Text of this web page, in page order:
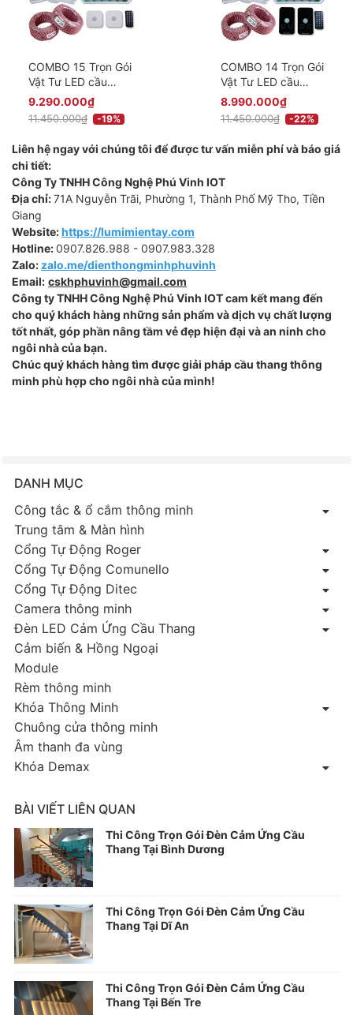
COMBO 15 Trọn Gói
Vật Tư LED cầu
thang một màu
thông minh Cao Cấp
- Có điều khiển qua
app - Phiên bản
Cảm Biến Nổi
9.290.000₫
11.450.000₫ -19%
COMBO 14 Trọn Gói
Vật Tư LED cầu
thang một màu
thông minh Cao Cấp
- Có điều khiển qua
app - Phiên bản
Cảm Biến Âm
8.990.000₫
11.450.000₫ -22%
Liên hệ ngay với chúng tôi để được tư vấn miễn phí và báo giá
chi tiết:
Công Ty TNHH Công Nghệ Phú Vinh IOT
Địa chỉ:71A Nguyễn Trãi, Phường 1, Thành Phố Mỹ Tho, Tiền
Giang
Website:https://lumimientay.com
Hotline:0907.826.988 - 0907.983.328
Zalo: zalo.me/dienthongminhphuvinh
Email: cskhphuvinh@gmail.com
Công ty TNHH Công Nghệ Phú Vinh IOT cam kết mang đến
cho quý khách hàng những sản phẩm và dịch vụ chất lượng
tốt nhất, góp phần nâng tầm vẻ đẹp hiện đại và an ninh cho
ngôi nhà của bạn.
Chúc quý khách hàng tìm được giải pháp cầu thang thông
minh phù hợp cho ngôi nhà của mình!
DANH MỤC
Công tắc & ổ cắm thông minh
Trung tâm & Màn hình
Cổng Tự Động Roger
Cổng Tự Động Comunello
Cổng Tự Động Ditec
Camera thông minh
Đèn LED Cảm Ứng Cầu Thang
Cảm biến & Hồng Ngoại
Module
Rèm thông minh
Khóa Thông Minh
Chuông cửa thông minh
Âm thanh đa vùng
Khóa Demax
BÀI VIẾT LIÊN QUAN
Thi Công Trọn Gói Đèn Cảm Ứng Cầu
Thang Tại Bình Dương
Thi Công Trọn Gói Đèn Cảm Ứng Cầu
Thang Tại Dĩ An
Thi Công Trọn Gói Đèn Cảm Ứng Cầu
Thang Tại Bến Tre